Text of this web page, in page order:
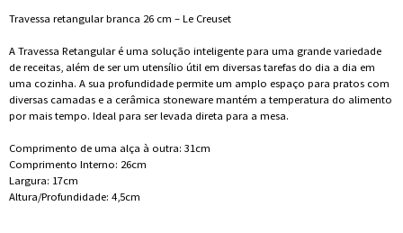
Travessa retangular branca 26 cm – Le Creuset
A Travessa Retangular é uma solução inteligente para uma grande variedade
de receitas, além de ser um utensílio útil em diversas tarefas do dia a dia em
uma cozinha. A sua profundidade permite um amplo espaço para pratos com
diversas camadas e a cerâmica stoneware mantém a temperatura do alimento
por mais tempo. Ideal para ser levada direta para a mesa.
Comprimento de uma alça à outra: 31cm
Comprimento Interno: 26cm
Largura: 17cm
Altura/Profundidade: 4,5cm